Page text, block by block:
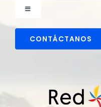
Toggle
Comunicaciones
Transparencia y ética empresarial
CONTÁCTANOS